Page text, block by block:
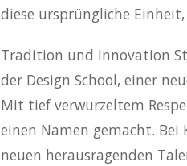
diese ursprüngliche
Tradition und Innovation
der Design School, einer
Mit tief verwurzeltem
einen Namen gemacht.
neuen herausragenden